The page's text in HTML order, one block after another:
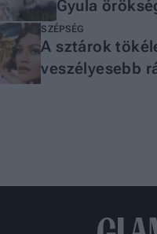
Gyula
SZÉPSÉG
A sztárok
veszélyesebb